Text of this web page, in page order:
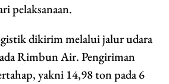
pelaksanaan.
dikirim melalui jalur udara
Rimbun Air. Pengiriman
yakni 14,98 ton pada 6